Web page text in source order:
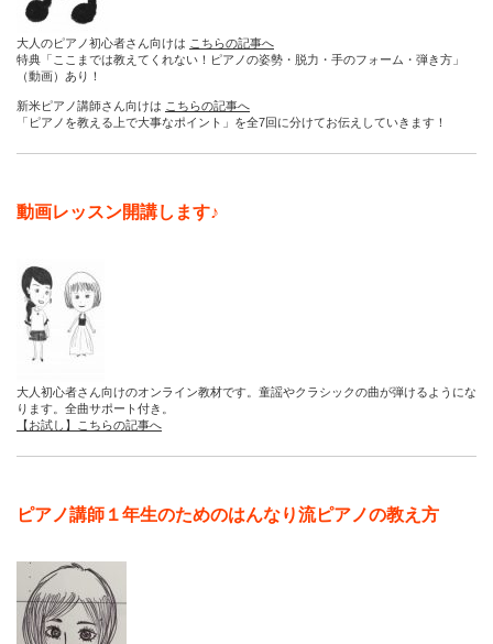
大人のピアノ初心者さん向けは こちらの記事へ
特典「ここまでは教えてくれない！ピアノの姿勢・脱力・手のフォーム・弾き方」
（動画）あり！
新米ピアノ講師さん向けは こちらの記事へ
「ピアノを教える上で大事なポイント」を全7回に分けてお伝えしていきます！
動画レッスン開講します♪
大人初心者さん向けのオンライン教材です。童謡やクラシックの曲が弾けるようにな
ります。全曲サポート付き。
【お試し】こちらの記事へ
ピアノ講師１年生のためのはんなり流ピアノの教え方